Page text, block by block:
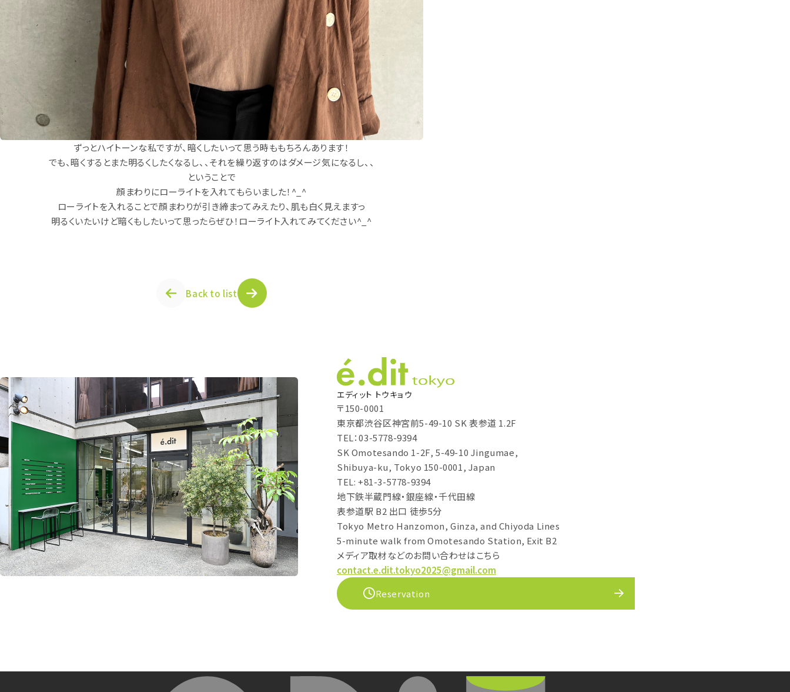
ずっとハイトーンな私ですが、暗くしたいって思う時ももちろんあります！
でも、暗くするとまた明るくしたくなるし、、それを繰り返すのはダメージ気になるし、、
ということで
顔まわりにローライトを入れてもらいました！ ^_^
ローライトを入れることで顔まわりが引き締まってみえたり、肌も白く見えますっ
明るくいたいけど暗くもしたいって思ったらぜひ！ローライト入れてみてください^_^
Back to list
エディット トウキョウ
〒150-0001
東京都渋谷区神宮前5-49-10 SK 表参道 1.2F
TEL：03-5778-9394
SK Omotesando 1-2F, 5-49-10 Jingumae,
Shibuya-ku, Tokyo 150-0001, Japan
TEL: +81-3-5778-9394
地下鉄半蔵門線・銀座線・千代田線
表参道駅 B2 出口 徒歩5分
Tokyo Metro Hanzomon, Ginza, and Chiyoda Lines
5-minute walk from Omotesando Station, Exit B2
メディア取材などのお問い合わせはこちら
contact.e.dit.tokyo2025@gmail.com
Reservation